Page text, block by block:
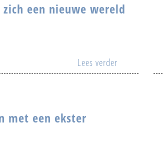
een nieuwe wereld
Lees verder
met een ekster